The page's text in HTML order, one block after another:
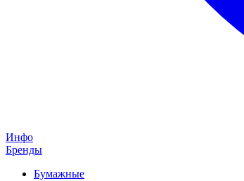
Инфо
Бренды
Бумажные